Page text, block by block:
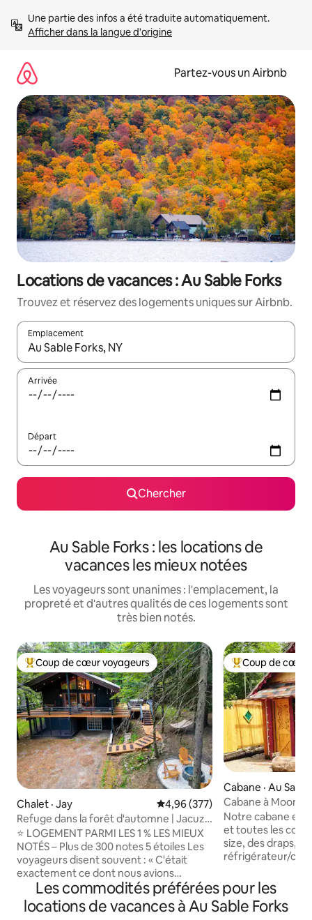
directement
Afficher dans la langue d'origine
Partez-vous un Airbnb
Locations de vacances : Au Sable Forks
Trouvez et réservez des logements uniques sur Airbnb.
Emplacement
Quand les résultats sont affichés, parcourez-les en utilisant
Arrivée
Départ
Chercher
Au Sable Forks : les locations de
vacances les mieux notées
Les voyageurs sont unanimes : l'emplacement, la
propreté et d'autres qualités de ces logements sont
très bien notés.
Coup de cœur voyageurs parmi les plus aimés
Coup de cœur voyageurs
Chalet · Jay Note moyenne de 4,96 sur 5,
4,96 (377)
Refuge dans la forêt d'automne | Jacuzzi
+ fauteuil de massage
⭐ LOGEMENT PARMI LES 1 % LES MIEUX
NOTÉS – Plus de 300 notes 5 étoiles Les
voyageurs disent souvent : « C'était
exactement ce dont nous avions
besoin. » Bienvenue à Place of Prana,
une escapade paisible dans les
Adirondacks conçue pour le repos, la
Coup de cœur
Coup de cœur
Cabane · Au
Cabane à Moon
Notre cabane est
et toutes les
size, des draps,
réfrigérateur/
unique, de la
la verrerie, des
grille-pain et une
Les commodités préférées pour les
locations de vacances à Au Sable Forks